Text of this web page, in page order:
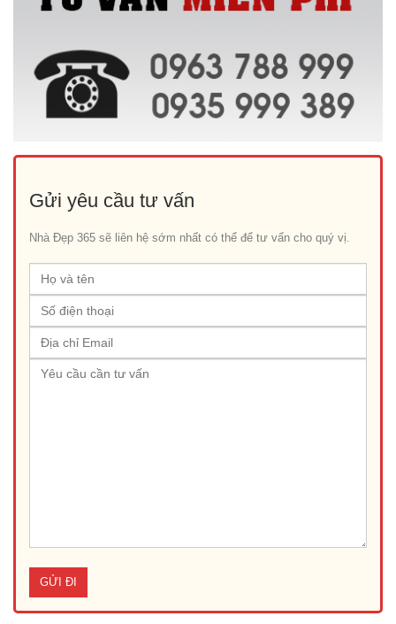
Gửi yêu cầu tư vấn
Nhà Đẹp 365 sẽ liên hệ sớm nhất có thể để tư vấn cho quý vị.